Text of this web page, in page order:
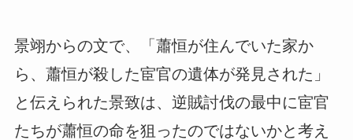
景翊からの文で、「蕭恒が住んでいた家か
ら、蕭恒が殺した宦官の遺体が発見された」
と伝えられた景致は、逆賊討伐の最中に宦官
たちが蕭恒の命を狙ったのではないかと考え